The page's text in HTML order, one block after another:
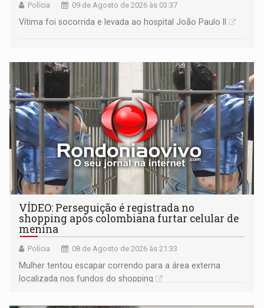
Polícia 09 de Agosto de 2026 às 03:37
Vítima foi socorrida e levada ao hospital João Paulo II
VÍDEO: Perseguição é registrada no
shopping após colombiana furtar celular de
menina
Polícia 08 de Agosto de 2026 às 21:33
Mulher tentou escapar correndo para a área externa
localizada nos fundos do shopping